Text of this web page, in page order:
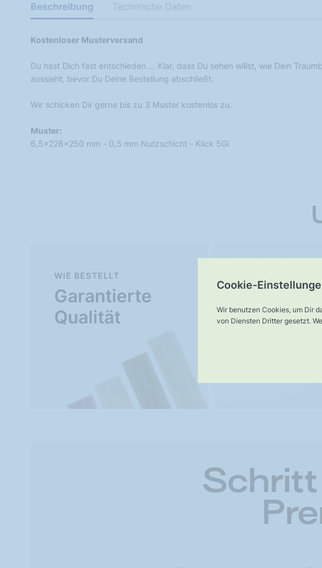
Cookie-
Wir benutzen Cookies, um Dir
von Diensten Dritter gesetzt.
Beschreibung
Kostenloser Musterversand
Du hast Dich fast entschieden … Klar, dass Du sehen willst, wie Dein
aussieht, bevor Du Deine Bestellung abschließt.
Wir schicken Dir gerne bis zu 3 Muster kostenlos zu.
Muster:
6,5x228x250 mm - 0,5 mm Nutzschicht - Klick 5Gi
Technische Daten
Garantierte
Qualität
WIE BESTELLT
Muster-
Versand